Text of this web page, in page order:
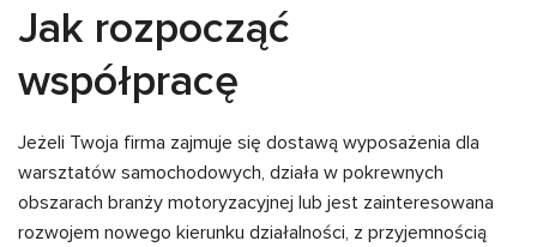
Jak rozpocząć
współpracę
Jeżeli Twoja firma zajmuje się dostawą wyposażenia dla
warsztatów samochodowych, działa w pokrewnych
obszarach branży motoryzacyjnej lub jest zainteresowana
rozwojem nowego kierunku działalności, z przyjemnością